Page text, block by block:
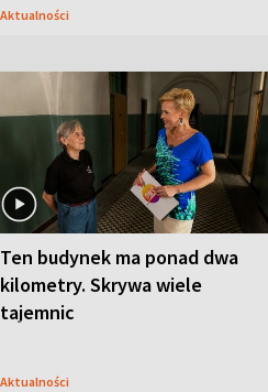
Aktualności
Ten budynek ma ponad dwa
kilometry. Skrywa wiele
tajemnic
Aktualności